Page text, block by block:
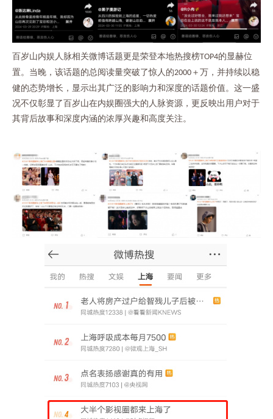
百岁山内娱人脉相关微博话题更是荣登本地热搜榜TOP4的显赫位
置。当晚，该话题的总阅读量突破了惊人的2000 ＋万，并持续以稳
健的态势增长，显示出其广泛的影响力和深度的话题价值。这一盛
况不仅彰显了百岁山在内娱圈强大的人脉资源，更反映出用户对于
其背后故事和深度内涵的浓厚兴趣和高度关注。